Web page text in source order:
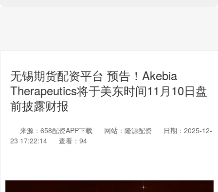
无锡期货配资平台 预告！Akebia
Therapeutics将于美东时间11月10日盘
前披露财报
来源：658配资APP下载 网站：隆源配资
日期：2025-12-
23 17:22:14
查看：94